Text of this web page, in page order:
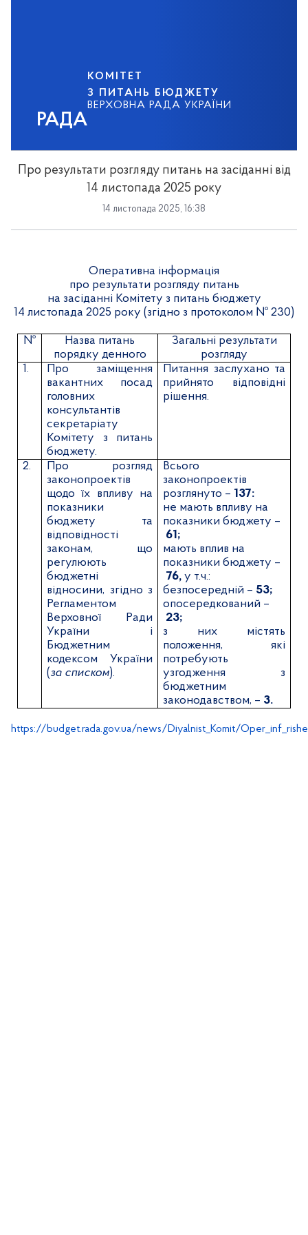
РАДА
КОМІТЕТ
З ПИТАНЬ БЮДЖЕТУ
ВЕРХОВНА РАДА УКРАЇНИ
Про результати розгляду питань на засіданні від
14 листопада 2025 року
14 листопада 2025, 16:38
Оперативна інформація
про результати розгляду питань
на засіданні Комітету з питань бюджету
14 листопада 2025 року (згідно з протоколом № 230)
№
Назва питань
порядку денного
Загальні результати
розгляду
1.
Про заміщення
вакантних посад
головних
консультантів
секретаріату
Комітету з питань
бюджету.
Питання заслухано та
прийнято відповідні
рішення.
2.
Про розгляд
законопроектів
щодо їх впливу на
показники
бюджету та
відповідності
законам, що
регулюють
бюджетні
відносини, згідно з
Регламентом
Верховної Ради
України і
Бюджетним
кодексом України
(за списком).
Всього
законопроектів
розглянуто – 137:
не мають впливу на
показники бюджету –
61;
мають вплив на
показники бюджету –
76,у т.ч.:
безпосередній – 53;
опосередкований –
23;
з них містять
положення, які
потребують
узгодження з
бюджетним
законодавством, – 3.
https://budget.rada.gov.ua/news/Diyalnist_Komit/